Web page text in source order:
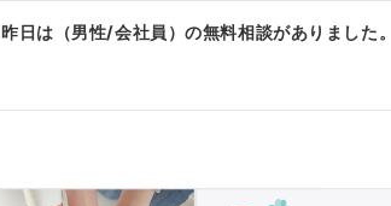
昨日は（男性/会社員）の無料相談がありました。